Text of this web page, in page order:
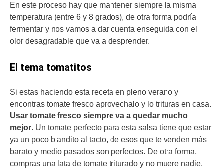
En este proceso hay que mantener siempre la misma
temperatura (entre 6 y 8 grados), de otra forma podría
fermentar y nos vamos a dar cuenta enseguida con el
olor desagradable que va a desprender.
El tema tomatitos
Si estas haciendo esta receta en pleno verano y
encontras tomate fresco aprovechalo y lo trituras en casa.
Usar tomate fresco siempre va a quedar mucho
mejor. Un tomate perfecto para esta salsa tiene que estar
ya un poco blandito al tacto, de esos que te venden más
barato y medio pasados son perfectos. De otra forma,
compras una lata de tomate triturado y no muere nadie.